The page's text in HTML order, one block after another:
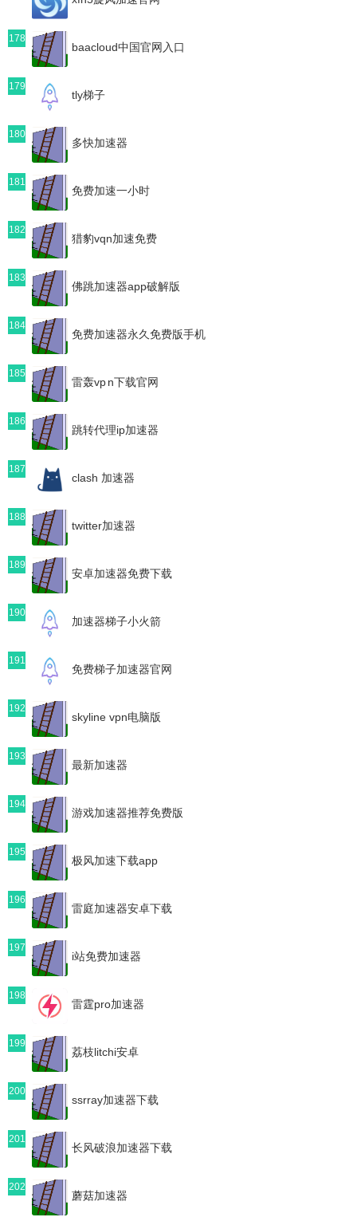
178
baacloud中国官网入口
179
tly梯子
180
多快加速器
181
免费加速一小时
182
猎豹vqn加速免费
183
佛跳加速器app破解版
184
免费加速器永久免费版手机
185
雷轰vp n下载官网
186
跳转代理ip加速器
187
clash 加速器
188
twitter加速器
189
安卓加速器免费下载
190
加速器梯子小火箭
191
免费梯子加速器官网
192
skyline vpn电脑版
193
最新加速器
194
游戏加速器推荐免费版
195
极风加速下载app
196
雷庭加速器安卓下载
197
i站免费加速器
198
雷霆pro加速器
199
荔枝litchi安卓
200
ssrray加速器下载
201
长风破浪加速器下载
202
蘑菇加速器